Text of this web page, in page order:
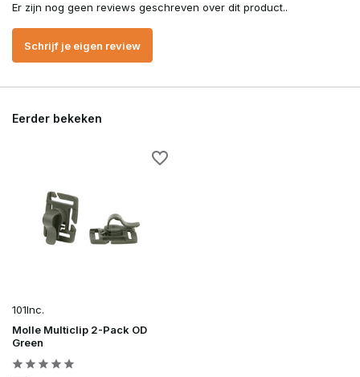
Er zijn nog geen reviews geschreven over dit product..
Schrijf je eigen review
Eerder bekeken
101Inc.
Molle Multiclip 2-Pack OD
Green